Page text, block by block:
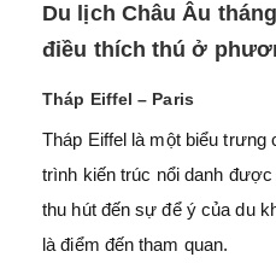
Du lịch Châu Âu
điều thích thú ở
Tháp Eiffel – Paris
Tháp Eiffel là một biểu trưng
trình kiến trúc nổi danh
thu hút đến sự để ý của du
là điểm đến tham quan.